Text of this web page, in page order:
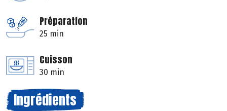
Préparation
25 min
Cuisson
30 min
Ingrédients